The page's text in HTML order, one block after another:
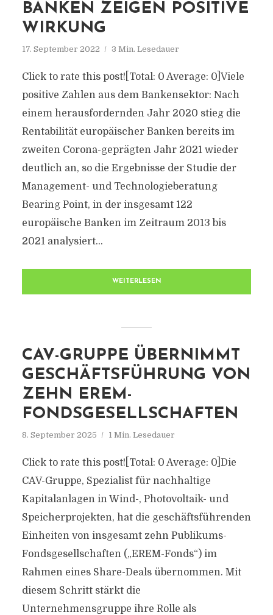
BANKEN ZEIGEN POSITIVE
WIRKUNG
17. September 2022 3 Min. Lesedauer
Click to rate this post![Total: 0 Average: 0]Viele
positive Zahlen aus dem Bankensektor: Nach
einem herausfordernden Jahr 2020 stieg die
Rentabilität europäischer Banken bereits im
zweiten Corona-geprägten Jahr 2021 wieder
deutlich an, so die Ergebnisse der Studie der
Management- und Technologieberatung
Bearing Point, in der insgesamt 122
europäische Banken im Zeitraum 2013 bis
2021 analysiert...
WEITERLESEN
CAV-GRUPPE ÜBERNIMMT
GESCHÄFTSFÜHRUNG VON
ZEHN EREM-
FONDSGESELLSCHAFTEN
8. September 2025 1 Min. Lesedauer
Click to rate this post![Total: 0 Average: 0]Die
CAV-Gruppe, Spezialist für nachhaltige
Kapitalanlagen in Wind-, Photovoltaik- und
Speicherprojekten, hat die geschäftsführenden
Einheiten von insgesamt zehn Publikums-
Fondsgesellschaften („EREM-Fonds“) im
Rahmen eines Share-Deals übernommen. Mit
diesem Schritt stärkt die
Unternehmensgruppe ihre Rolle als